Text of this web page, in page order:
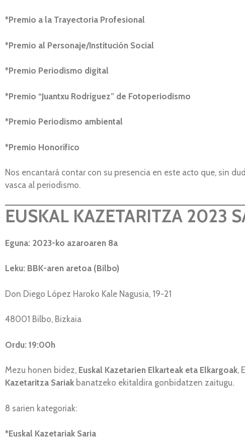
*Premio a la Trayectoria Profesional
*Premio al Personaje/Institución Social
*Premio Periodismo digital
*Premio “Juantxu Rodríguez” de Fotoperiodismo
*Premio Periodismo ambiental
*Premio Honorífico
Nos encantará contar con su presencia en este acto que, sin
vasca al periodismo.
EUSKAL KAZETARITZA 2023
Eguna: 2023-ko azaroaren 8a
Leku: BBK-aren aretoa (Bilbo)
Don Diego López Haroko Kale Nagusia, 19-21
48001 Bilbo, Bizkaia
Ordu: 19:00h
Mezu honen bidez, Euskal Kazetarien Elkarteak eta Elkargoak,
Kazetaritza Sariak banatzeko ekitaldira gonbidatzen zaitugu.
8 sarien kategoriak:
*Euskal Kazetariak Saria